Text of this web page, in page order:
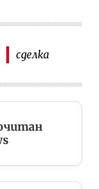
сделка